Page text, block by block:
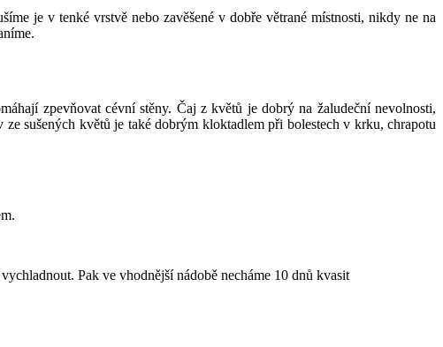
je v tenké vrstvě nebo zavěšené v dobře větrané místnosti, nikdy ne na
zpevňovat cévní stěny. Čaj z květů je dobrý na žaludeční nevolnosti,
sušených květů je také dobrým kloktadlem při bolestech v krku, chrapotu
Pak ve vhodnější nádobě necháme 10 dnů kvasit